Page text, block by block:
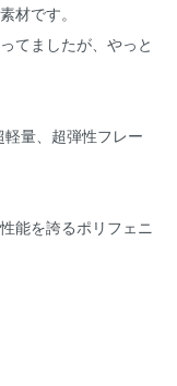
材です。
てましたが、やっと
量、超弾性フレー
能を誇るポリフェニ